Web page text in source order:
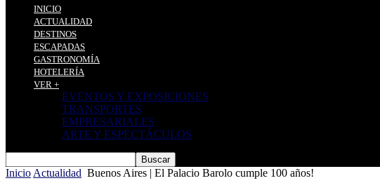
INICIO
ACTUALIDAD
DESTINOS
ESCAPADAS
GASTRONOMÍA
HOTELERÍA
VER +
EVENTOS Y EXPOSICIONES
TRANSPORTES
EMPRESARIALES
ARTE Y ESPECTÁCULOS
Inicio Actualidad Buenos Aires | El Palacio Barolo cumple 100 años!